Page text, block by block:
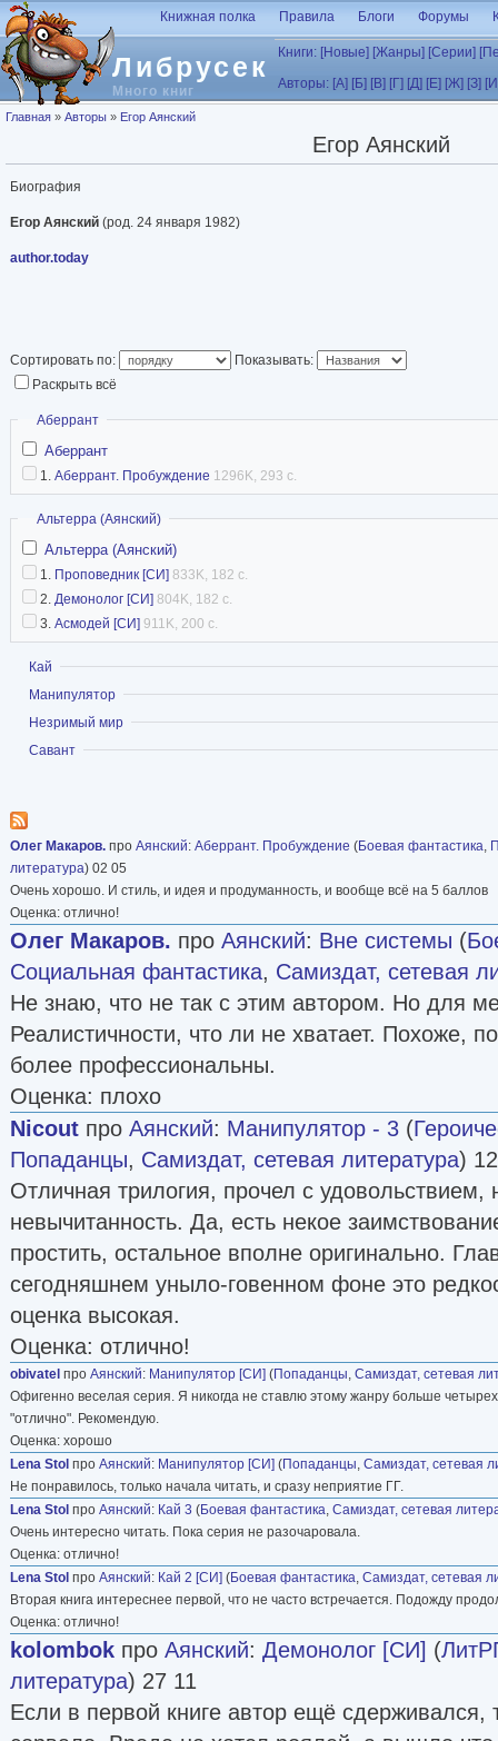
Перейти к основному содержанию
Либрусек
Много книг
Книжная полка Правила Блоги Форумы
Книги: [Новые] [Жанры] [Серии]
Авторы: [А] [Б] [В] [Г] [Д] [Е] [Ж] [З]
Вы здесь
Главная » Авторы » Егор Аянский
Егор Аянский
Биография
Егор Аянский (род. 24 января 1982)
author.today
Сортировать по:
Показывать:
Раскрыть всё
Скрыть
Аберрант
Аберрант
1. Аберрант. Пробуждение 1296K, 293 с.
Скрыть
Альтерра (Аянский)
Альтерра (Аянский)
1. Проповедник [СИ] 833K, 182 с.
2. Демонолог [СИ] 804K, 182 с.
3. Асмодей [СИ] 911K, 200 с.
Показать
Кай
Показать
Манипулятор
Показать
Незримый мир
Показать
Савант
Олег Макаров. про Аянский: Аберрант. Пробуждение (Боевая фантастика,
литература) 02 05
Очень хорошо. И стиль, и идея и продуманность, и вообще всё на 5 баллов
Оценка: отлично!
Олег Макаров. про Аянский: Вне системы (
Социальная фантастика, Самиздат, сетевая
Не знаю, что не так с этим автором. Но для
Реалистичности, что ли не хватает. Похоже,
более профессиональны.
Оценка: плохо
Nicout про Аянский: Манипулятор - 3 (
Попаданцы, Самиздат, сетевая литература)
Отличная трилогия, прочел с удовольствием,
невычитанность. Да, есть некое
простить, остальное вполне оригинально.
сегодняшнем уныло-говенном фоне это
оценка высокая.
Оценка: отлично!
obivatel про Аянский: Манипулятор [СИ] (Попаданцы, Самиздат, сетевая
Офигенно веселая серия. Я никогда не ставлю этому жанру больше
"отлично". Рекомендую.
Оценка: хорошо
Lena Stol про Аянский: Манипулятор [СИ] (Попаданцы, Самиздат, сетевая
Не понравилось, только начала читать, и сразу неприятие ГГ.
Lena Stol про Аянский: Кай 3 (Боевая фантастика, Самиздат, сетевая
Очень интересно читать. Пока серия не разочаровала.
Оценка: отлично!
Lena Stol про Аянский: Кай 2 [СИ] (Боевая фантастика, Самиздат, сетевая
Вторая книга интереснее первой, что не часто встречается. Подожду
Оценка: отлично!
kolombok про Аянский: Демонолог [СИ] (
литература) 27 11
Если в первой книге автор ещё